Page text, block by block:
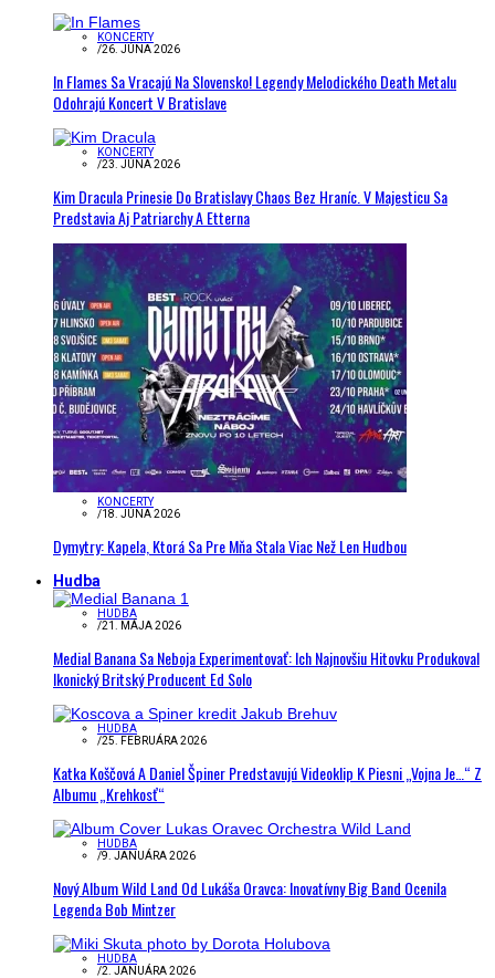
KONCERTY
/26. JÚNA 2026
In Flames Sa Vracajú Na Slovensko! Legendy Melodického Death Metalu
Odohrajú Koncert V Bratislave
KONCERTY
/23. JÚNA 2026
Kim Dracula Prinesie Do Bratislavy Chaos Bez Hraníc. V Majesticu Sa
Predstavia Aj Patriarchy A Etterna
KONCERTY
/18. JÚNA 2026
Dymytry: Kapela, Ktorá Sa Pre Mňa Stala Viac Než Len Hudbou
Hudba
HUDBA
/21. MÁJA 2026
Medial Banana Sa Neboja Experimentovať: Ich Najnovšiu Hitovku Produkoval
Ikonický Britský Producent Ed Solo
HUDBA
/25. FEBRUÁRA 2026
Katka Koščová A Daniel Špiner Predstavujú Videoklip K Piesni „Vojna Je…“ Z
Albumu „Krehkosť“
HUDBA
/9. JANUÁRA 2026
Nový Album Wild Land Od Lukáša Oravca: Inovatívny Big Band Ocenila
Legenda Bob Mintzer
HUDBA
/2. JANUÁRA 2026